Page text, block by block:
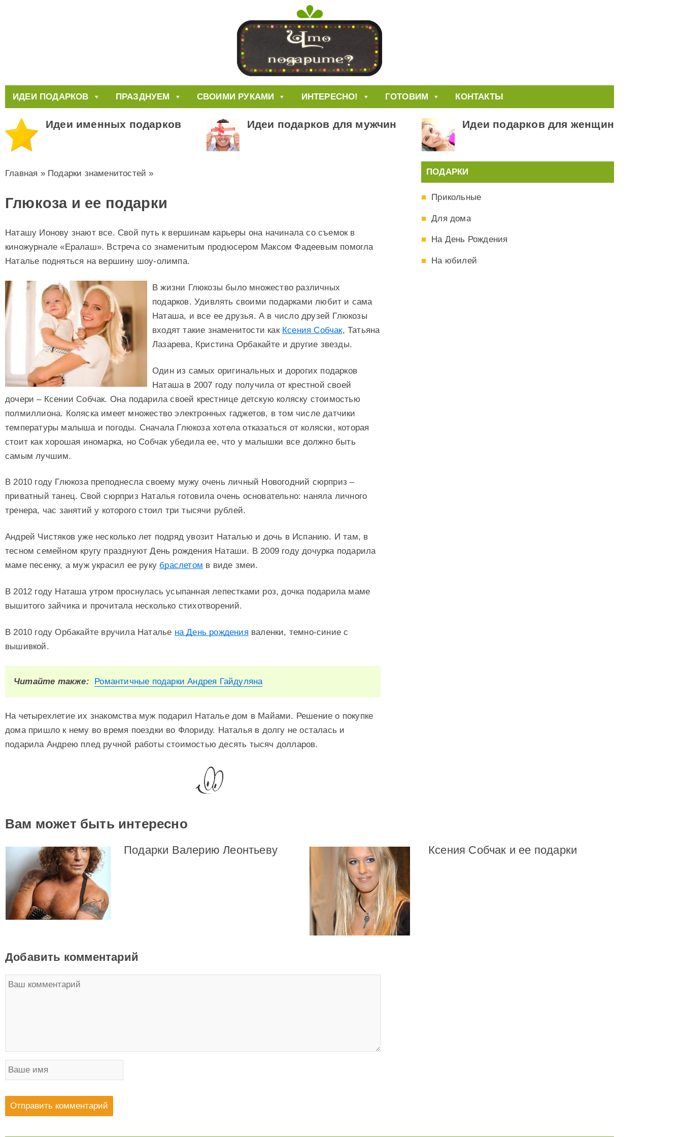
ИДЕИ ПОДАРКОВ ПРАЗДНУЕМ СВОИМИ РУКАМИ ИНТЕРЕСНО! ГОТОВИМ КОНТАКТЫ
Идеи именных подарков Идеи подарков для мужчин Идеи подарков для женщин
Главная » Подарки знаменитостей »
Глюкоза и ее подарки
Наташу Ионову знают все. Свой путь к вершинам карьеры она начинала со съемок в
киножурнале «Ералаш». Встреча со знаменитым продюсером Максом Фадеевым помогла
Наталье подняться на вершину шоу-олимпа.
В жизни Глюкозы было множество различных
подарков. Удивлять своими подарками любит и сама
Наташа, и все ее друзья. А в число друзей Глюкозы
входят такие знаменитости как Ксения Собчак, Татьяна
Лазарева, Кристина Орбакайте и другие звезды.
Один из самых оригинальных и дорогих подарков
Наташа в 2007 году получила от крестной своей
дочери – Ксении Собчак. Она подарила своей крестнице детскую коляску стоимостью
полмиллиона. Коляска имеет множество электронных гаджетов, в том числе датчики
температуры малыша и погоды. Сначала Глюкоза хотела отказаться от коляски, которая
стоит как хорошая иномарка, но Собчак убедила ее, что у малышки все должно быть
самым лучшим.
В 2010 году Глюкоза преподнесла своему мужу очень личный Новогодний сюрприз –
приватный танец. Свой сюрприз Наталья готовила очень основательно: наняла личного
тренера, час занятий у которого стоил три тысячи рублей.
Андрей Чистяков уже несколько лет подряд увозит Наталью и дочь в Испанию. И там, в
тесном семейном кругу празднуют День рождения Наташи. В 2009 году дочурка подарила
маме песенку, а муж украсил ее руку браслетом в виде змеи.
В 2012 году Наташа утром проснулась усыпанная лепестками роз, дочка подарила маме
вышитого зайчика и прочитала несколько стихотворений.
В 2010 году Орбакайте вручила Наталье на День рождения валенки, темно-синие с
вышивкой.
Читайте также: Романтичные подарки Андрея Гайдуляна
На четырехлетие их знакомства муж подарил Наталье дом в Майами. Решение о покупке
дома пришло к нему во время поездки во Флориду. Наталья в долгу не осталась и
подарила Андрею плед ручной работы стоимостью десять тысяч долларов.
ПОДАРКИ
Прикольные
Для дома
На День Рождения
На юбилей
Вам может быть интересно
Подарки Валерию Леонтьеву Ксения Собчак и ее подарки
Добавить комментарий